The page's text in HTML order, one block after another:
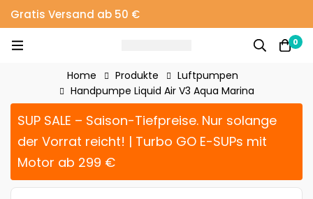
Gratis Versand ab 50 €
0
Home Produkte
Luftpumpen
Handpumpe Liquid Air V3 Aqua Marina
SUP SALE – Saison-Tiefpreise. Nur solange
der Vorrat reicht! | Turbo GO E-SUPs mit
Motor ab 299 €